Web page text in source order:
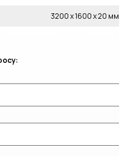
3200 x 1600 x 20 мм